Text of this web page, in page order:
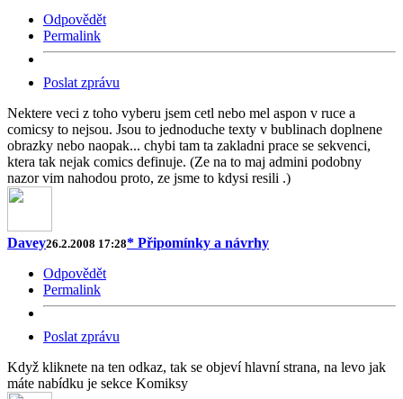
Odpovědět
Permalink
Poslat zprávu
Nektere veci z toho vyberu jsem cetl nebo mel aspon v ruce a
comicsy to nejsou. Jsou to jednoduche texty v bublinach doplnene
obrazky nebo naopak... chybi tam ta zakladni prace se sekvenci,
ktera tak nejak comics definuje. (Ze na to maj admini podobny
nazor vim nahodou proto, ze jsme to kdysi resili .)
Davey26.2.2008 17:28* Připomínky a návrhy
Odpovědět
Permalink
Poslat zprávu
Když kliknete na ten odkaz, tak se objeví hlavní strana, na levo jak
máte nabídku je sekce Komiksy